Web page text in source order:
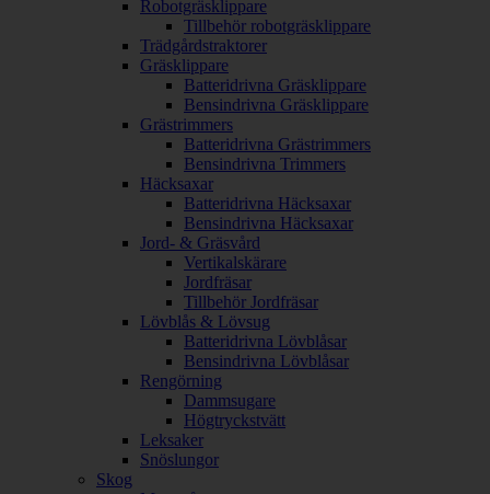
Robotgräsklippare
Tillbehör robotgräsklippare
Trädgårdstraktorer
Gräsklippare
Batteridrivna Gräsklippare
Bensindrivna Gräsklippare
Grästrimmers
Batteridrivna Grästrimmers
Bensindrivna Trimmers
Häcksaxar
Batteridrivna Häcksaxar
Bensindrivna Häcksaxar
Jord- & Gräsvård
Vertikalskärare
Jordfräsar
Tillbehör Jordfräsar
Lövblås & Lövsug
Batteridrivna Lövblåsar
Bensindrivna Lövblåsar
Rengörning
Dammsugare
Högtryckstvätt
Leksaker
Snöslungor
Skog